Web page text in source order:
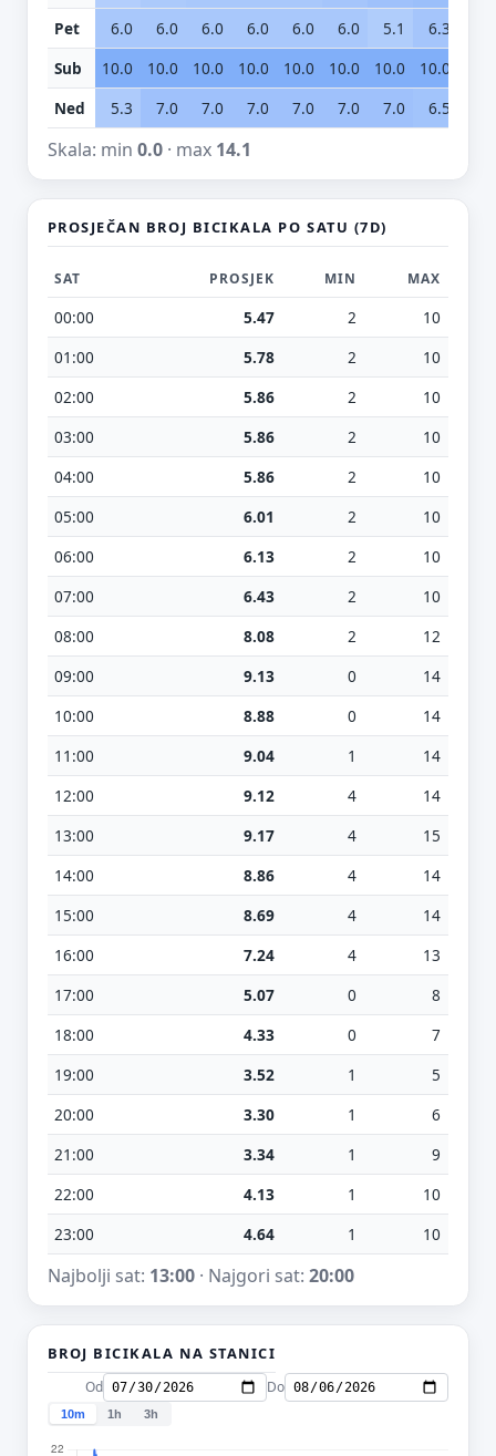
Pet
6.0 6.0 6.0 6.0 6.0 6.0 5.1 6.3
Sub
10.0 10.0 10.0 10.0 10.0 10.0 10.0 10.0
Ned
5.3 7.0 7.0 7.0 7.0 7.0 7.0 6.5
Skala: min 0.0· max 14.1
PROSJEČAN BROJ BICIKALA PO SATU (7D)
SAT PROSJEK MIN MAX
00:00 5.47 2
10
01:00
5.78 2
10
02:00
5.86 2
10
03:00
5.86 2
10
04:00
5.86 2
10
05:00
6.01 2
10
06:00
6.13 2
10
07:00
6.43 2
10
08:00
8.08 2
12
09:00
9.13 0
14
10:00
8.88 0
14
11:00
9.04 1
14
12:00
9.12 4
14
13:00
9.17 4
15
14:00
8.86 4
14
15:00
8.69 4
14
16:00
7.24 4
13
17:00
5.07 0
8
18:00
4.33 0
7
19:00
3.52 1
5
20:00
3.30 1
6
21:00
3.34 1
9
22:00
4.13 1
10
23:00
4.64 1 10
Najbolji sat: 13:00· Najgori sat: 20:00
BROJ BICIKALA NA STANICI
Od Do
10m 1h 3h